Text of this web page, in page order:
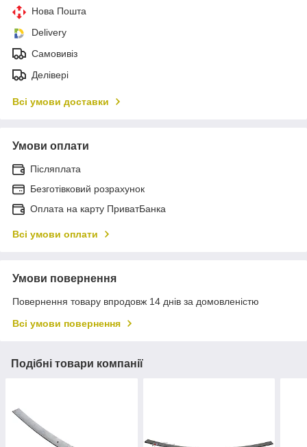
Нова Пошта
Delivery
Самовивіз
Делівері
Всі умови доставки
Умови оплати
Післяплата
Безготівковий розрахунок
Оплата на карту ПриватБанка
Всі умови оплати
Умови повернення
Повернення товару впродовж 14 днів за домовленістю
Всі умови повернення
Подібні товари компанії